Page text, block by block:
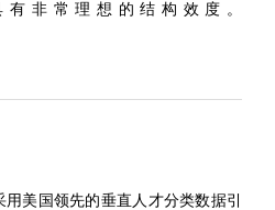
非常理想的结构效度。
美国领先的垂直人才分类数据引